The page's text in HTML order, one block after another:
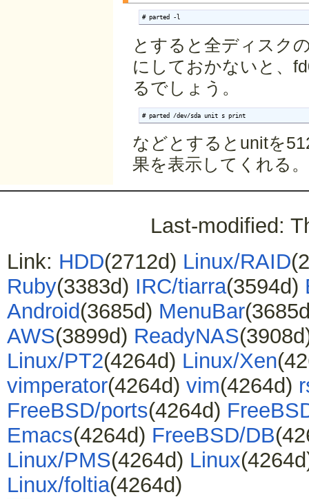
# parted -l
とすると全ディスク
にしておかないと、
るでしょう。
# parted /dev/sda unit s print
などとするとunitを
果を表示してくれる
Last-modified:
Link: HDD(2712d) Linux/RAID
Ruby(3383d) IRC/tiarra(3594d)
Android(3685d) MenuBar
AWS(3899d) ReadyNAS
Linux/PT2(4264d) Linux/Xen
vimperator(4264d) vim(4264d)
FreeBSD/ports(4264d)
Emacs(4264d) FreeBSD/DB
Linux/PMS(4264d) Linux
Linux/foltia(4264d)